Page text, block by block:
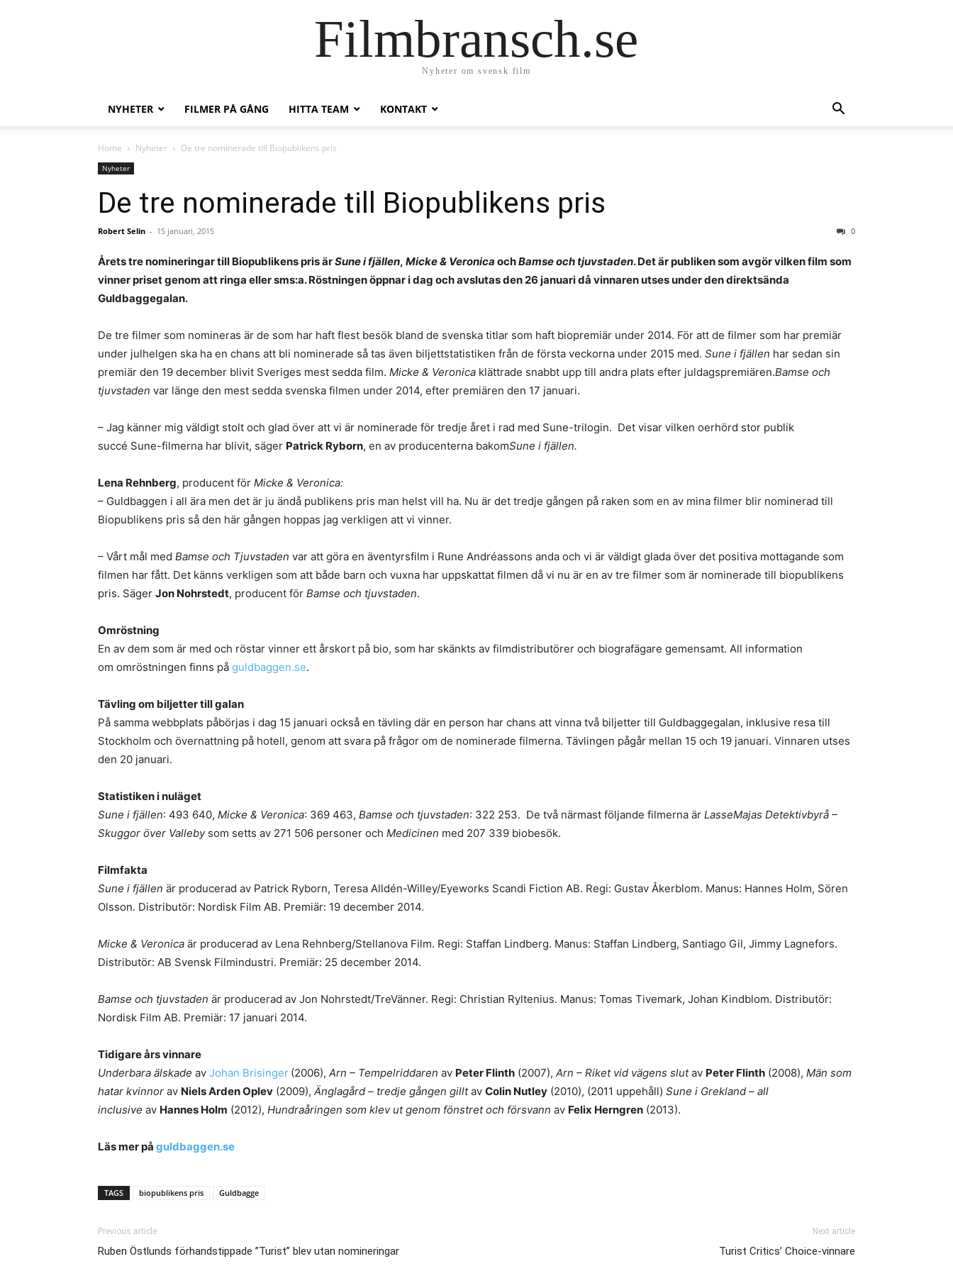
Filmbransch.se
Nyheter om svensk film
NYHETER FILMER PÅ GÅNG HITTA TEAM KONTAKT
Home Nyheter De tre nominerade till Biopublikens pris
Nyheter
De tre nominerade till Biopublikens pris
Robert Selin - 15 januari, 2015 0
Årets tre nomineringar till Biopublikens pris ärSune i fjällen, Micke & Veronica ochBamse och tjuvstaden. Det är publiken som avgör vilken film som
vinner priset genom att ringa eller sms:a. Röstningen öppnar i dag och avslutas den 26 januari då vinnaren utses under den direktsända
Guldbaggegalan.
De tre filmer som nomineras är de som har haft flest besök bland de svenska titlar som haft biopremiär under 2014. För att de filmer som har premiär
under julhelgen ska ha en chans att bli nominerade så tas även biljettstatistiken från de första veckorna under 2015 med. Sune i fjällen har sedan sin
premiär den 19 december blivit Sveriges mest sedda film. Micke & Veronica klättrade snabbt upp till andra plats efter juldagspremiären.Bamse och
tjuvstaden var länge den mest sedda svenska filmen under 2014, efter premiären den 17 januari.
– Jag känner mig väldigt stolt och glad över att vi är nominerade för tredje året i rad med Sune-trilogin. Det visar vilken oerhörd stor publik
succé Sune-filmerna har blivit, säger Patrick Ryborn, en av producenterna bakomSune i fjällen.
Lena Rehnberg, producent för Micke & Veronica:
– Guldbaggen i all ära men det är ju ändå publikens pris man helst vill ha. Nu är det tredje gången på raken som en av mina filmer blir nominerad till
Biopublikens pris så den här gången hoppas jag verkligen att vi vinner.
– Vårt mål med Bamse och Tjuvstaden var att göra en äventyrsfilm i Rune Andréassons anda och vi är väldigt glada över det positiva mottagande som
filmen har fått. Det känns verkligen som att både barn och vuxna har uppskattat filmen då vi nu är en av tre filmer som är nominerade till biopublikens
pris. Säger Jon Nohrstedt, producent för Bamse och tjuvstaden.
Omröstning
En av dem som är med och röstar vinner ett årskort på bio, som har skänkts av filmdistributörer och biografägare gemensamt. All information
om omröstningen finns på guldbaggen.se.
Tävling om biljetter till galan
På samma webbplats påbörjas i dag 15 januari också en tävling där en person har chans att vinna två biljetter till Guldbaggegalan, inklusive resa till
Stockholm och övernattning på hotell, genom att svara på frågor om de nominerade filmerna. Tävlingen pågår mellan 15 och 19 januari. Vinnaren utses
den 20 januari.
Statistiken i nuläget
Sune i fjällen: 493 640, Micke & Veronica: 369 463, Bamse och tjuvstaden: 322 253. De två närmast följande filmerna är LasseMajas Detektivbyrå –
Skuggor över Valleby som setts av 271 506 personer och Medicinen med 207 339 biobesök.
Filmfakta
Sune i fjällen är producerad av Patrick Ryborn, Teresa Alldén-Willey/Eyeworks Scandi Fiction AB. Regi: Gustav Åkerblom. Manus: Hannes Holm, Sören
Olsson. Distributör: Nordisk Film AB. Premiär: 19 december 2014.
Micke & Veronica är producerad av Lena Rehnberg/Stellanova Film. Regi: Staffan Lindberg. Manus: Staffan Lindberg, Santiago Gil, Jimmy Lagnefors.
Distributör: AB Svensk Filmindustri. Premiär: 25 december 2014.
Bamse och tjuvstaden är producerad av Jon Nohrstedt/TreVänner. Regi: Christian Ryltenius. Manus: Tomas Tivemark, Johan Kindblom. Distributör:
Nordisk Film AB. Premiär: 17 januari 2014.
Tidigare års vinnare
Underbara älskade av Johan Brisinger (2006), Arn – Tempelriddaren av Peter Flinth (2007), Arn – Riket vid vägens slutav Peter Flinth (2008), Män som
hatar kvinnor av Niels Arden Oplev (2009), Änglagård – tredje gången gilltav Colin Nutley (2010), (2011 uppehåll) Sune i Grekland – all
inclusive av Hannes Holm (2012), Hundraåringen som klev ut genom fönstret och försvann av Felix Herngren (2013).
Läs mer på guldbaggen.se
TAGS biopublikens pris Guldbagge
Previous article
Ruben Östlunds förhandstippade ”Turist” blev utan nomineringar
Next article
Turist Critics’ Choice-vinnare